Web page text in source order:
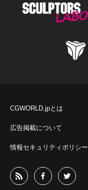
CGWORLD.jpとは
広告掲載について
情報セキュリティポリシー